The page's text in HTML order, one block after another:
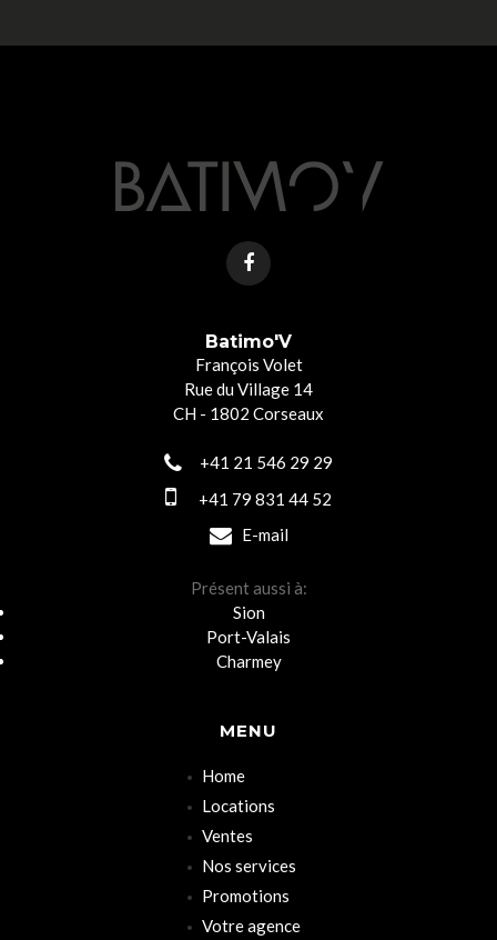
MENU
Home
Locations
Ventes
Nos services
Promotions
Votre agence
Batimo'V
François Volet
Rue du Village 14
CH - 1802 Corseaux
+41 21 546 29 29
+41 79 831 44 52
E-mail
Présent aussi à:
Sion
Port-Valais
Charmey